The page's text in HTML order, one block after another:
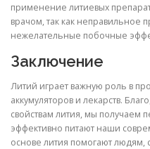
применение литиевых
врачом, так как неправильное
нежелательные побочные
Заключение
Литий играет важную роль в
аккумуляторов и лекарств.
свойствам лития, мы получаем
эффективно питают наши
основе лития помогают